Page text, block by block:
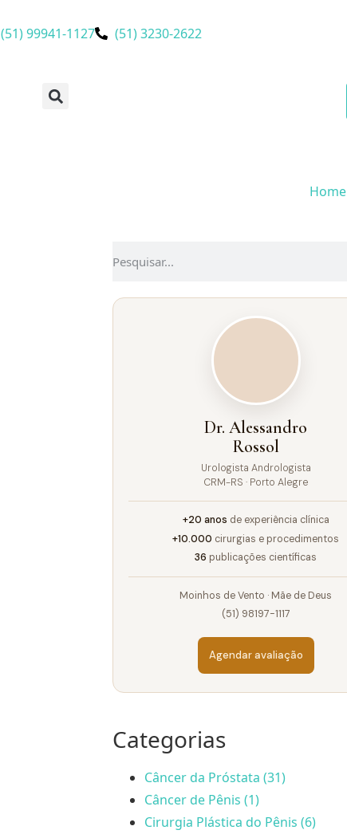
(51) 99941-1127 (51) 3230-2622
Home
Dr. Alessandro
Rossol
Urologista Andrologista
CRM-RS · Porto Alegre
+20 anos de experiência clínica
+10.000 cirurgias e procedimentos
36 publicações científicas
Moinhos de Vento · Mãe de Deus
(51) 98197-1117
Agendar avaliação
Categorias
Câncer da Próstata (31)
Câncer de Pênis (1)
Cirurgia Plástica do Pênis (6)